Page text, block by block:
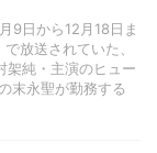
9日から12月18日ま
放送されていた、
架純・主演のヒュー
末永聖が勤務する